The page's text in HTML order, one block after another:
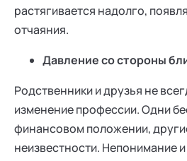
растягивается надолго,
отчаяния.
Давление со стороны
Родственники и друзья не
изменение профессии. Одни
финансовом положении,
неизвестности. Непонимание